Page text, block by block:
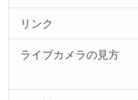
リンク
ライブカメラの見方